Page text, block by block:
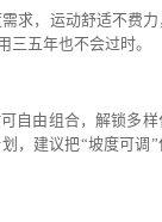
求，运动舒适不费力
三五年也不会过时。
自由组合，解锁多样
，建议把“坡度可调”